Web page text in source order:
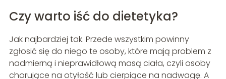
Czy warto iść do dietetyka?
Jak najbardziej tak. Przede wszystkim powinny
zgłosić się do niego te osoby, które mają problem z
nadmierną i nieprawidłową masą ciała, czyli osoby
chorujące na otyłość lub cierpiące na nadwagę. A